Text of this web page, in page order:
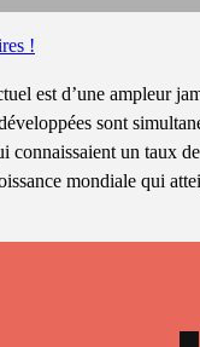
!
est d’une ampleur
sont
connaissaient un taux
mondiale qui